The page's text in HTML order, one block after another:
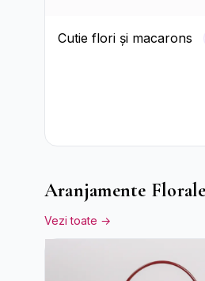
Cutie flori și macarons
Aranjamente
Vezi toate →